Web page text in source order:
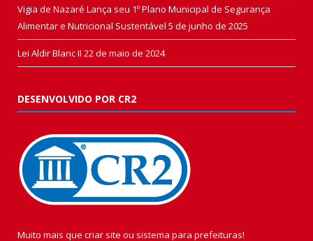
Vigia de Nazaré Lança seu 1º Plano Municipal de Segurança
Alimentar e Nutricional Sustentável 5 de junho de 2025
Lei Aldir Blanc II 22 de maio de 2024
DESENVOLVIDO POR CR2
Muito mais que criar site ou sistema para prefeituras!